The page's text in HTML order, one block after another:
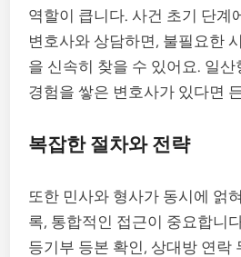
역할이 큽니다. 사건 초기 단계
변호사와 상담하면, 불필요한
을 신속히 찾을 수 있어요. 일
경험을 쌓은 변호사가 있다면
복잡한 절차와 전략
또한 민사와 형사가 동시에 얽
록, 통합적인 접근이 중요합니
등기부 등본 확인, 상대방 연락